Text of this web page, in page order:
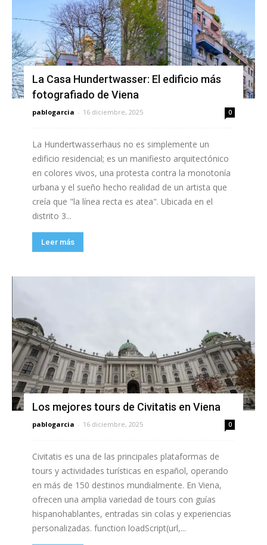
La Casa Hundertwasser: El edificio más
fotografiado de Viena
pablogarcia - 16 diciembre, 2025 0
La Hundertwasserhaus no es simplemente un
edificio residencial; es un manifiesto arquitectónico
en colores vivos, una protesta contra la monotonía
urbana y el sueño hecho realidad de un artista que
creía que "la línea recta es atea". Ubicada en el
distrito 3...
Leer más
Los mejores tours de Civitatis en Viena
pablogarcia - 16 diciembre, 2025 0
Civitatis es una de las principales plataformas de
tours y actividades turísticas en español, operando
en más de 150 destinos mundialmente. En Viena,
ofrecen una amplia variedad de tours con guías
hispanohablantes, entradas sin colas y experiencias
personalizadas. function loadScript(url,...